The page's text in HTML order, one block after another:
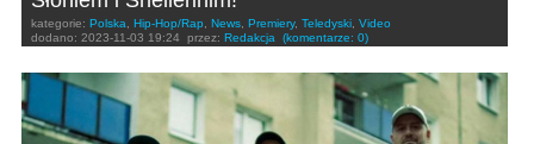
kategorie: Polska, Hip-Hop/Rap, News, Premiery, Teledyski, Video
dodano: 2023-11-03 19:24 przez: Redakcja (komentarze: 0)